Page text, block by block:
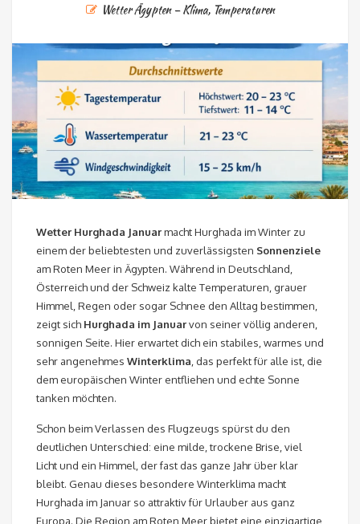
Wetter Ägypten – Klima, Temperaturen
Wetter Hurghada Januarmacht Hurghada im Winter zu
einem der beliebtesten und zuverlässigsten Sonnenziele
am Roten Meer in Ägypten. Während in Deutschland,
Österreich und der Schweiz kalte Temperaturen, grauer
Himmel, Regen oder sogar Schnee den Alltag bestimmen,
zeigt sich Hurghada im Januarvon seiner völlig anderen,
sonnigen Seite. Hier erwartet dich ein stabiles, warmes und
sehr angenehmes Winterklima , das perfekt für alle ist, die
dem europäischen Winter entfliehen und echte Sonne
tanken möchten.
Schon beim Verlassen des Flugzeugs spürst du den
deutlichen Unterschied: eine milde, trockene Brise, viel
Licht und ein Himmel, der fast das ganze Jahr über klar
bleibt. Genau dieses besondere Winterklima macht
Hurghada im Januar so attraktiv für Urlauber aus ganz
Europa. Die Region am Roten Meer bietet eine einzigartige